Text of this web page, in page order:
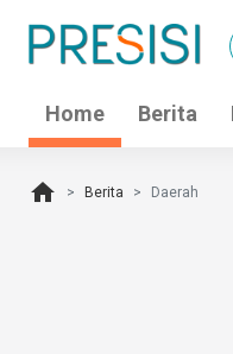
Home Berita
home Berita Daerah